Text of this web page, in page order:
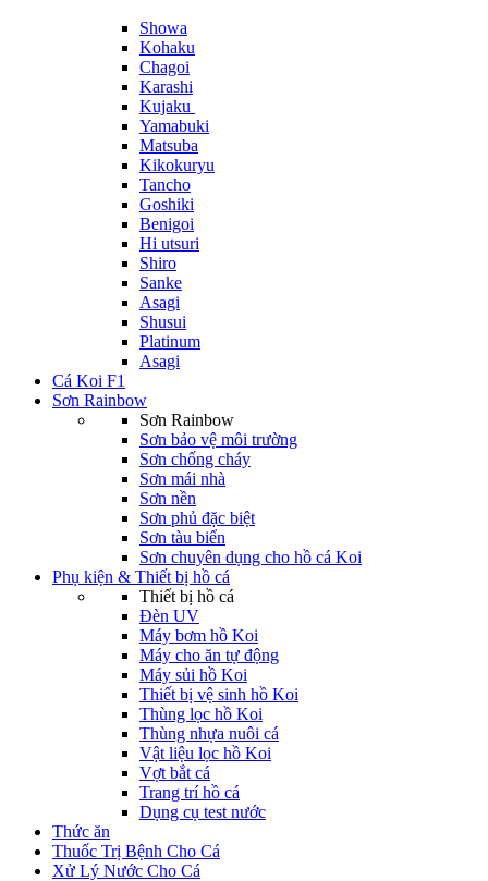
Showa
Kohaku
Chagoi
Karashi
Kujaku
Yamabuki
Matsuba
Kikokuryu
Tancho
Goshiki
Benigoi
Hi utsuri
Shiro
Sanke
Asagi
Shusui
Platinum
Asagi
Cá Koi F1
Sơn Rainbow
Sơn Rainbow
Sơn bảo vệ môi trường
Sơn chống cháy
Sơn mái nhà
Sơn nền
Sơn phủ đặc biệt
Sơn tàu biển
Sơn chuyên dụng cho hồ cá Koi
Phụ kiện & Thiết bị hồ cá
Thiết bị hồ cá
Đèn UV
Máy bơm hồ Koi
Máy cho ăn tự động
Máy sủi hồ Koi
Thiết bị vệ sinh hồ Koi
Thùng lọc hồ Koi
Thùng nhựa nuôi cá
Vật liệu lọc hồ Koi
Vợt bắt cá
Trang trí hồ cá
Dụng cụ test nước
Thức ăn
Thuốc Trị Bệnh Cho Cá
Xử Lý Nước Cho Cá